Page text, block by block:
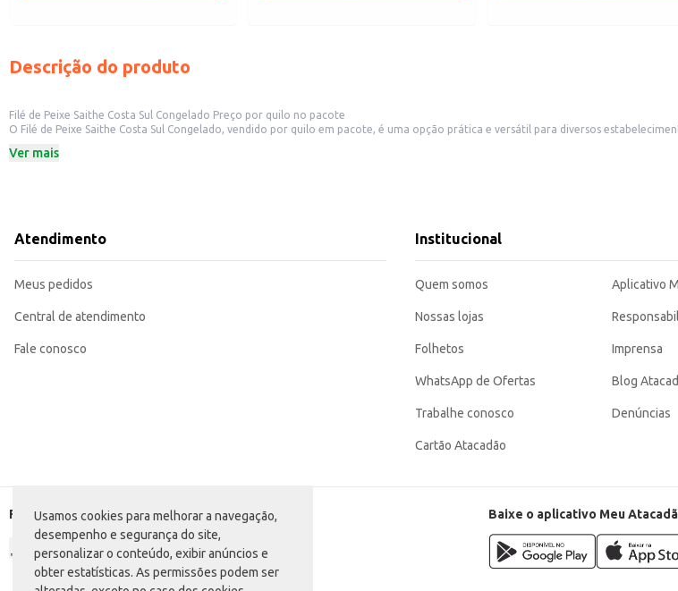
Usamos cookies para melhorar a navegação,
desempenho e segurança do site,
personalizar o conteúdo, exibir anúncios e
obter estatísticas. As permissões podem ser
Descrição do produto
Filé de Peixe Saithe Costa Sul Congelado Preço por quilo no pacote
O Filé de Peixe Saithe Costa Sul Congelado, vendido por quilo em pacote, é uma opção prática e versátil para diversos estabelecimentos comerciais. Sua apresentação em embalagens por quilo facilita o
Dicas de uso:
O Filé de Peixe Saithe Costa Sul Congelado oferece uma solução eficiente para quem busca um produto de qualidade, com
uma excelente opção para o seu negócio.
Marca: Costa Sul
Categoria: Peixe
Ver mais
Atendimento
Meus pedidos
Central de atendimento
Fale conosco
Institucional
Quem somos
Nossas lojas
Folhetos
WhatsApp de Ofertas
Trabalhe conosco
Cartão Atacadão
Aplicativo
Imprensa
Blog
Denúncias
Formas de pagamento Baixe o aplicativo Meu